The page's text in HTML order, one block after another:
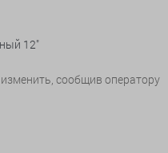
12"
сообщив оператору